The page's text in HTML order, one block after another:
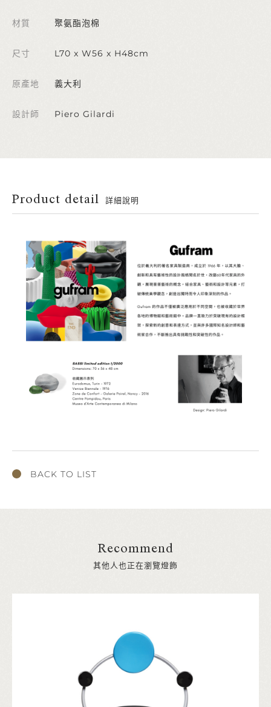
材質 聚氨酯泡棉
尺寸 L70 x W56 x H48cm
原產地 義大利
設計師 Piero Gilardi
Product detail 詳細說明
BACK TO LIST
Recommend
其他人也正在瀏覽燈飾